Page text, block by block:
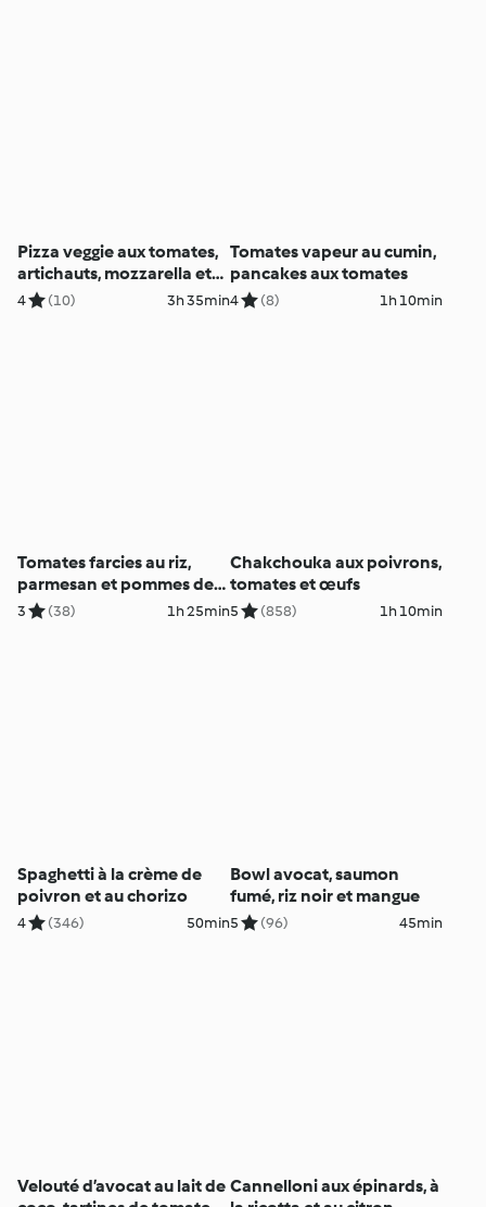
Pizza veggie aux tomates,
artichauts, mozzarella et
roquette
4 (10) 3h 35min
Tomates vapeur au cumin,
pancakes aux tomates
4 (8) 1h 10min
Tomates farcies au riz,
parmesan et pommes de
terre
3 (38) 1h 25min
Chakchouka aux poivrons,
tomates et œufs
5 (858) 1h 10min
Spaghetti à la crème de
poivron et au chorizo
4 (346) 50min
Bowl avocat, saumon
fumé, riz noir et mangue
5 (96) 45min
Velouté d’avocat au lait de Cannelloni aux épinards, à